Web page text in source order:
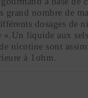
grand nombre de
dosages de
liquide aux
nicotine sont
à 1ohm.